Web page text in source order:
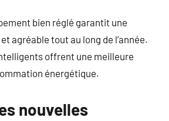
bien réglé garantit une
agréable tout au long de l’année.
offrent une meilleure
énergétique.
nouvelles